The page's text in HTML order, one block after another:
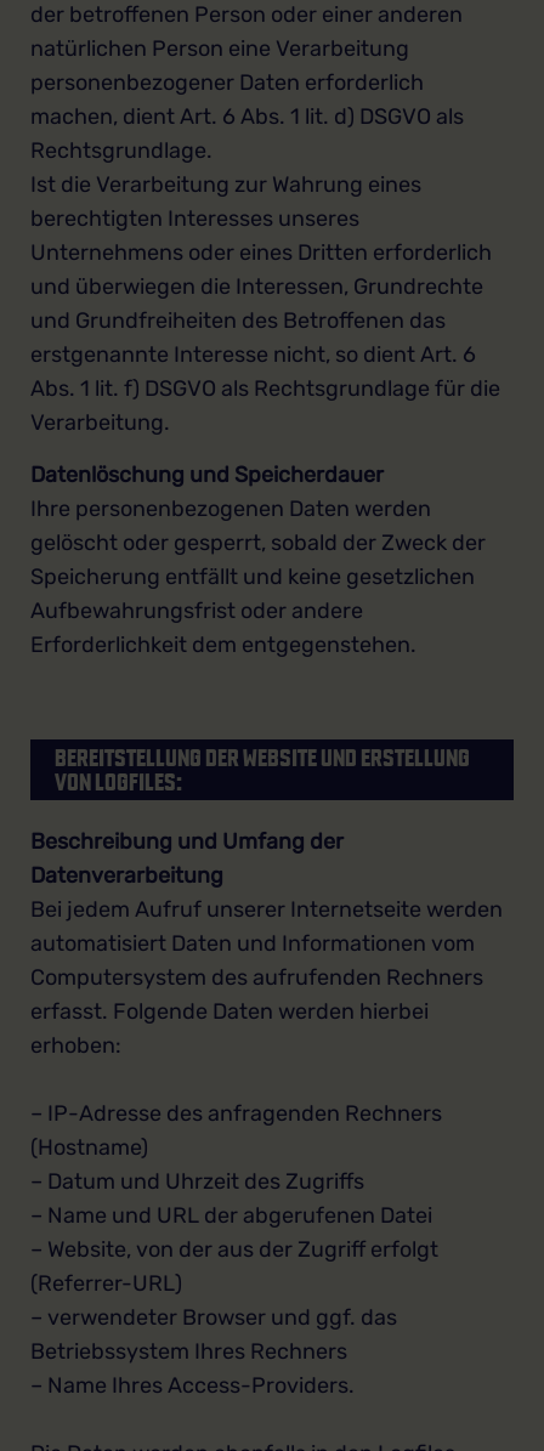
der betroffenen Person oder einer anderen
natürlichen Person eine Verarbeitung
personenbezogener Daten erforderlich
machen, dient Art. 6 Abs. 1 lit. d) DSGVO als
Rechtsgrundlage.
Ist die Verarbeitung zur Wahrung eines
berechtigten Interesses unseres
Unternehmens oder eines Dritten erforderlich
und überwiegen die Interessen, Grundrechte
und Grundfreiheiten des Betroffenen das
erstgenannte Interesse nicht, so dient Art. 6
Abs. 1 lit. f) DSGVO als Rechtsgrundlage für die
Verarbeitung.
Datenlöschung und Speicherdauer
Ihre personenbezogenen Daten werden
gelöscht oder gesperrt, sobald der Zweck der
Speicherung entfällt und keine gesetzlichen
Aufbewahrungsfrist oder andere
Erforderlichkeit dem entgegenstehen.
BEREITSTELLUNG DER WEBSITE UND ERSTELLUNG
VON LOGFILES:
Beschreibung und Umfang der
Datenverarbeitung
Bei jedem Aufruf unserer Internetseite werden
automatisiert Daten und Informationen vom
Computersystem des aufrufenden Rechners
erfasst. Folgende Daten werden hierbei
erhoben:
– IP-Adresse des anfragenden Rechners
(Hostname)
– Datum und Uhrzeit des Zugriffs
– Name und URL der abgerufenen Datei
– Website, von der aus der Zugriff erfolgt
(Referrer-URL)
– verwendeter Browser und ggf. das
Betriebssystem Ihres Rechners
– Name Ihres Access-Providers.